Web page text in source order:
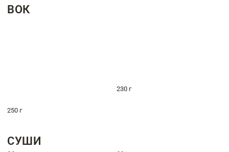
ВОК
230 г
250 г
СУШИ